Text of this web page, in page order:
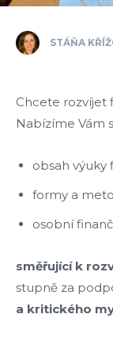
STÁŇA
Chcete rozvíjet
Nabízíme Vám
obsah výuky
formy a
osobní
směřující k
stupně za
a kritického